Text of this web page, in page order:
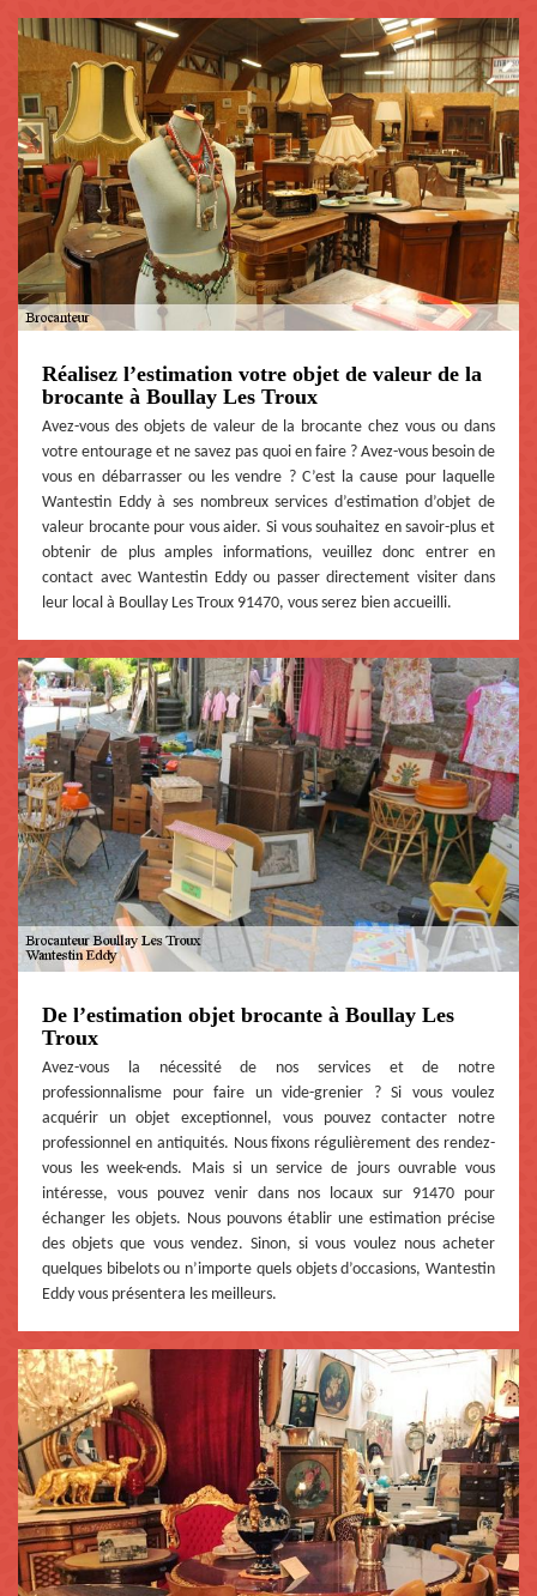
Réalisez l’estimation votre objet de valeur de la
brocante à Boullay Les Troux
Avez-vous des objets de valeur de la brocante chez vous ou dans
votre entourage et ne savez pas quoi en faire ? Avez-vous besoin de
vous en débarrasser ou les vendre ? C’est la cause pour laquelle
Wantestin Eddy à ses nombreux services d’estimation d’objet de
valeur brocante pour vous aider. Si vous souhaitez en savoir-plus et
obtenir de plus amples informations, veuillez donc entrer en
contact avec Wantestin Eddy ou passer directement visiter dans
leur local à Boullay Les Troux 91470, vous serez bien accueilli.
De l’estimation objet brocante à Boullay Les
Troux
Avez-vous la nécessité de nos services et de notre
professionnalisme pour faire un vide-grenier ? Si vous voulez
acquérir un objet exceptionnel, vous pouvez contacter notre
professionnel en antiquités. Nous fixons régulièrement des rendez-
vous les week-ends. Mais si un service de jours ouvrable vous
intéresse, vous pouvez venir dans nos locaux sur 91470 pour
échanger les objets. Nous pouvons établir une estimation précise
des objets que vous vendez. Sinon, si vous voulez nous acheter
quelques bibelots ou n’importe quels objets d’occasions, Wantestin
Eddy vous présentera les meilleurs.